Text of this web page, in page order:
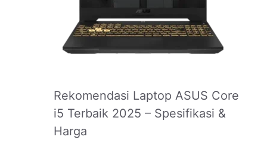
Rekomendasi Laptop ASUS Core
i5 Terbaik 2025 – Spesifikasi &
Harga